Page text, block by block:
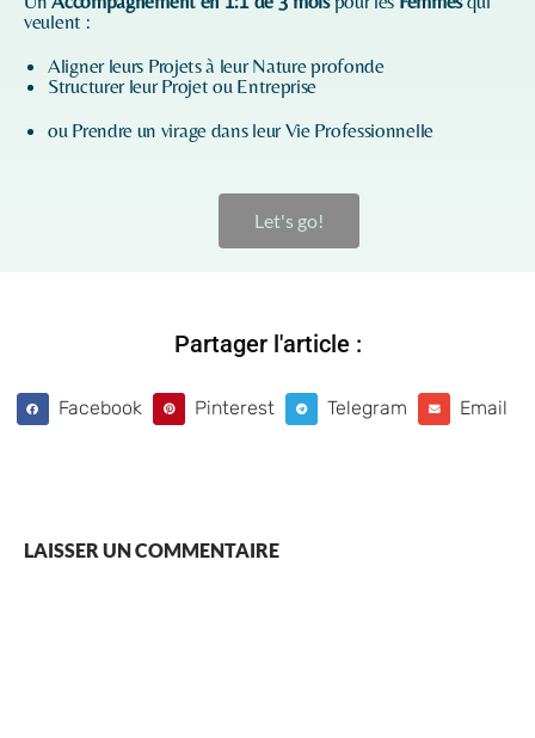
veulent :
Aligner leurs Projets à leur Nature profonde
Structurer leur Projet ou Entreprise
ou Prendre un virage dans leur Vie Professionnelle
Let's go!
Partager l'article :
Facebook Pinterest Telegram Email
LAISSER UN COMMENTAIRE